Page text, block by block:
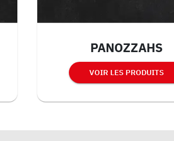
PANOZZAHS
VOIR LES PRODUITS